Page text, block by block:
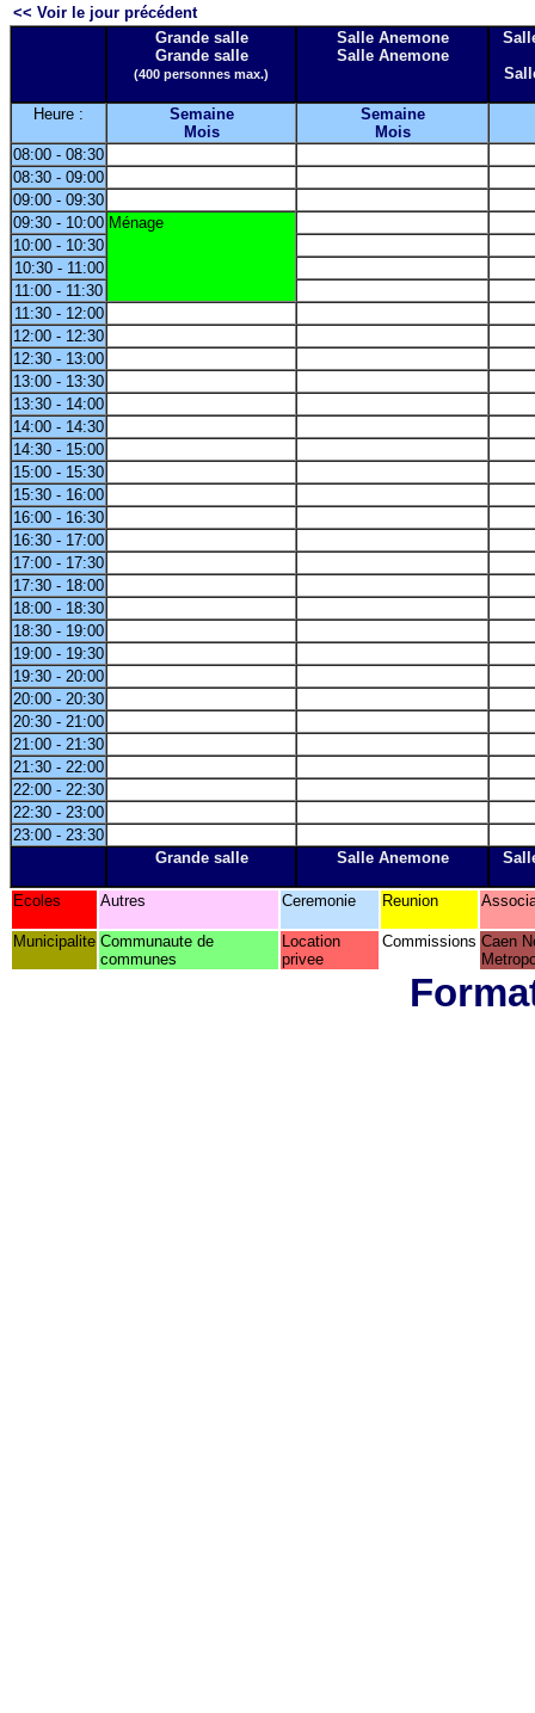
<< Voir le jour précédent
Grande salle
Grande salle
(400 personnes max.)
Salle Anemone
Salle Anemone
Heure :
Semaine
Mois
Semaine
Mois
08:00 - 08:30
08:30 - 09:00
09:00 - 09:30
09:30 - 10:00 Ménage
10:00 - 10:30
10:30 - 11:00
11:00 - 11:30
11:30 - 12:00
12:00 - 12:30
12:30 - 13:00
13:00 - 13:30
13:30 - 14:00
14:00 - 14:30
14:30 - 15:00
15:00 - 15:30
15:30 - 16:00
16:00 - 16:30
16:30 - 17:00
17:00 - 17:30
17:30 - 18:00
18:00 - 18:30
18:30 - 19:00
19:00 - 19:30
19:30 - 20:00
20:00 - 20:30
20:30 - 21:00
21:00 - 21:30
21:30 - 22:00
22:00 - 22:30
22:30 - 23:00
23:00 - 23:30
Grande salle
Salle Anemone
Ecoles Autres Ceremonie Reunion
Municipalite Communaute de
communes
Location
privee
Commissions Caen